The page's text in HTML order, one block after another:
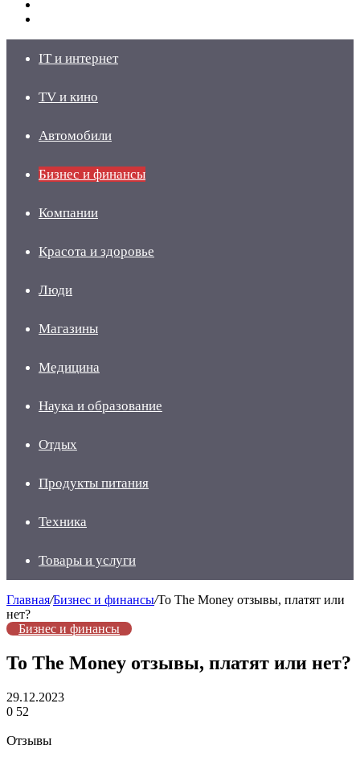
IT и интернет
TV и кино
Автомобили
Бизнес и финансы
Компании
Красота и здоровье
Люди
Магазины
Медицина
Наука и образование
Отдых
Продукты питания
Техника
Товары и услуги
Главная/Бизнес и финансы/To The Money отзывы, платят или
нет?
Бизнес и финансы
To The Money отзывы, платят или нет?
29.12.2023
0 52
Отзывы